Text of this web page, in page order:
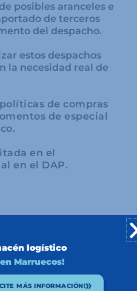
posibles aranceles e
de terceros
del despacho.
estos despachos
la necesidad real de
de compras
de especial
en el
en el DAP.
Autorizado para
logístico
en Marruecos!
MÁS INFORMACIÓN!